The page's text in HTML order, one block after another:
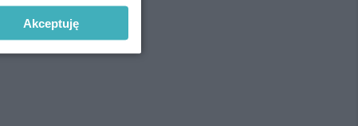
Akceptuję